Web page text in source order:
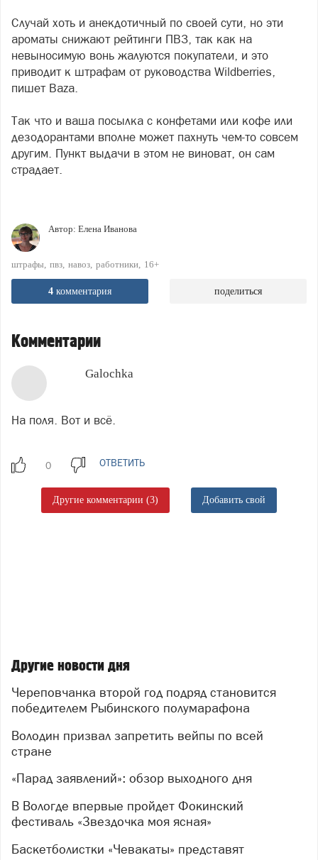
Случай хоть и анекдотичный по своей сути, но эти
ароматы снижают рейтинги ПВЗ, так как на
невыносимую вонь жалуются покупатели, и это
приводит к штрафам от руководства Wildberries,
пишет Baza.
Так что и ваша посылка с конфетами или кофе или
дезодорантами вполне может пахнуть чем-то совсем
другим. Пункт выдачи в этом не виноват, он сам
страдает.
Автор: Елена Иванова
штрафы пвз навоз работники 16+
4 комментария поделиться
Комментарии
Galochka
На поля. Вот и всё.
ОТВЕТИТЬ
Другие комментарии (3) Добавить свой
Другие новости дня
Череповчанка второй год подряд становится
победителем Рыбинского полумарафона
Володин призвал запретить вейпы по всей
стране
«Парад заявлений»: обзор выходного дня
В Вологде впервые пройдет Фокинский
фестиваль «Звездочка моя ясная»
Баскетболистки «Чевакаты» представят